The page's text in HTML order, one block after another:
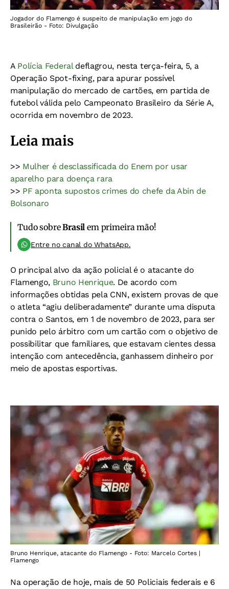
Jogador do Flamengo é suspeito de manipulação em jogo do
Brasileirão - Foto: Divulgação
A Polícia Federal deflagrou, nesta terça-feira, 5, a
Operação Spot-fixing, para apurar possível
manipulação do mercado de cartões, em partida de
futebol válida pelo Campeonato Brasileiro da Série A,
ocorrida em novembro de 2023.
Leia mais
>> Mulher é desclassificada do Enem por usar
aparelho para doença rara
>> PF aponta supostos crimes do chefe da Abin de
Bolsonaro
Tudo sobreBrasil em primeira mão!
Entre no canal do WhatsApp.
O principal alvo da ação policial é o atacante do
Flamengo, Bruno Henrique. De acordo com
informações obtidas pela CNN, existem provas de que
o atleta “agiu deliberadamente” durante uma disputa
contra o Santos, em 1 de novembro de 2023, para ser
punido pelo árbitro com um cartão com o objetivo de
possibilitar que familiares, que estavam cientes dessa
intenção com antecedência, ganhassem dinheiro por
meio de apostas esportivas.
Bruno Henrique, atacante do Flamengo - Foto: Marcelo Cortes |
Flamengo
Na operação de hoje, mais de 50 Policiais federais e 6